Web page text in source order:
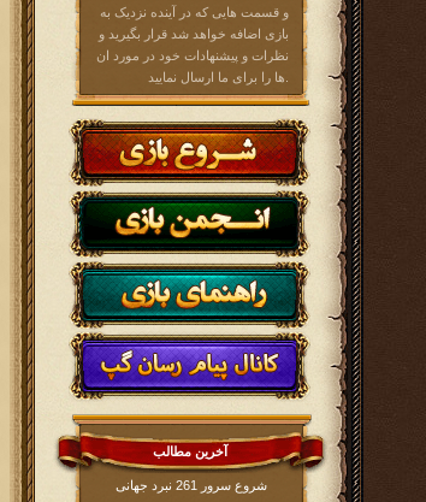
و قسمت هایی که در آینده نزدیک به
بازی اضافه خواهد شد قرار بگیرید و
نظرات و پیشنهادات خود در مورد ان
آخرین مطالب
شروع سرور 261 نبرد جهانی